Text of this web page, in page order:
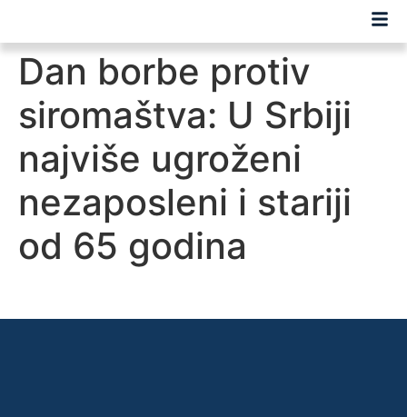
Dan borbe protiv
siromaštva: U Srbiji
najviše ugroženi
nezaposleni i stariji
od 65 godina